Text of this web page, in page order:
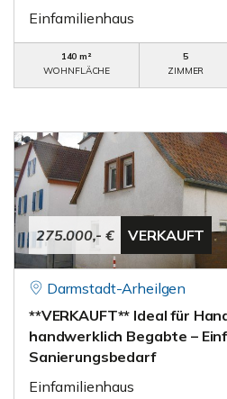
Einfamilienhaus
140 m²
WOHNFLÄCHE
5
ZIMMER
275.000,- € VERKAUFT
Darmstadt-Arheilgen
**VERKAUFT** Ideal für
handwerklich Begabte –
Sanierungsbedarf
Einfamilienhaus